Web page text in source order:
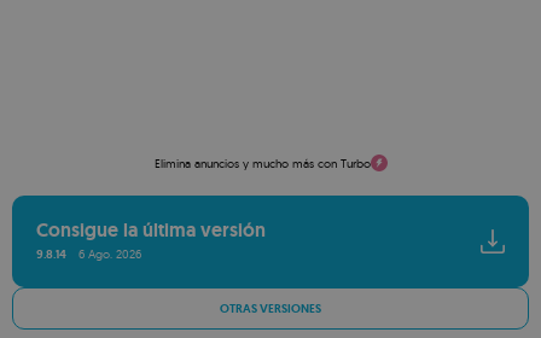
Elimina anuncios y mucho más con Turbo
Consigue la última versión
9.8.14 6 Ago. 2026
OTRAS VERSIONES